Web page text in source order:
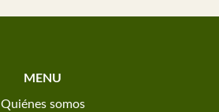
MENU
Quiénes somos